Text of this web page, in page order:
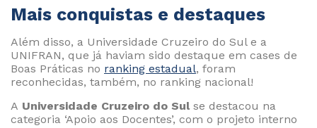
Mais conquistas e destaques
Além disso, a Universidade Cruzeiro do Sul e a
UNIFRAN, que já haviam sido destaque em cases de
Boas Práticas no ranking estadual, foram
reconhecidas, também, no ranking nacional!
A Universidade Cruzeiro do Sulse destacou na
categoria ‘Apoio aos Docentes’, com o projeto interno